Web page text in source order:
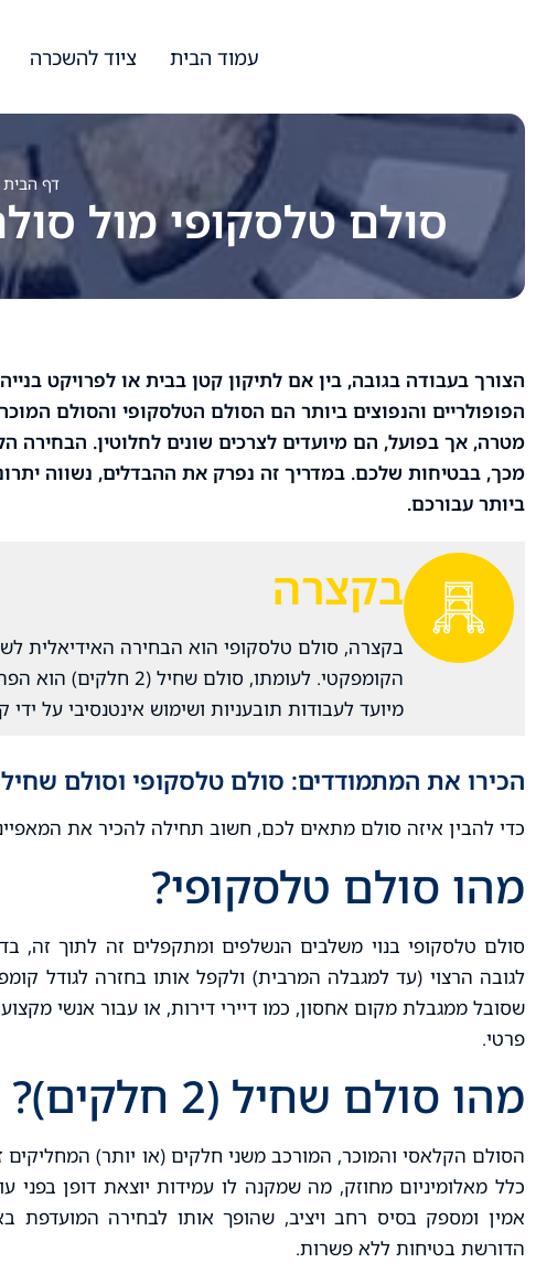
עמוד הבית ציוד להשכרה
דף הבית
סולם טלסקופי מול סולם שחיל (2 חלקים): מה
הצורך בעבודה בגובה, בין אם לתיקון קטן בבית או לפרויקט
מטרה, אך בפועל, הם מיועדים לצרכים שונים לחלוטין. הבחירה
מכך, בבטיחות שלכם. במדריך זה נפרק את ההבדלים, נשווה
ביותר עבורכם.
בקצרה
בקצרה, סולם טלסקופי הוא הבחירה האידיאלית
הקומפקטי. לעומתו,
מיועד לעבודות תובעניות ושימוש אינטנסיבי על ידי
הכירו את המתמודדים: סולם טלסקופי וסולם שחיל
כדי להבין איזה סולם מתאים לכם, חשוב תחילה להכיר את
מהו סולם טלסקופי?
סולם טלסקופי בנוי משלבים הנשלפים ומתקפלים זה לתוך זה,
לגובה הרצוי (עד למגבלה המרבית) ולקפל אותו בחזרה לגודל
שסובל ממגבלת מקום אחסון, כמו דיירי דירות, או עבור אנשי
פרטי.
מהו סולם שחיל (2 חלקים)?
הסולם הקלאסי והמוכר, המורכב משני חלקים (או יותר)
כלל מאלומיניום מחוזק, מה שמקנה לו עמידות יוצאת דופן בפני
אמין ומספק בסיס רחב ויציב, שהופך אותו לבחירה המועדפת
הדורשת בטיחות ללא פשרות.